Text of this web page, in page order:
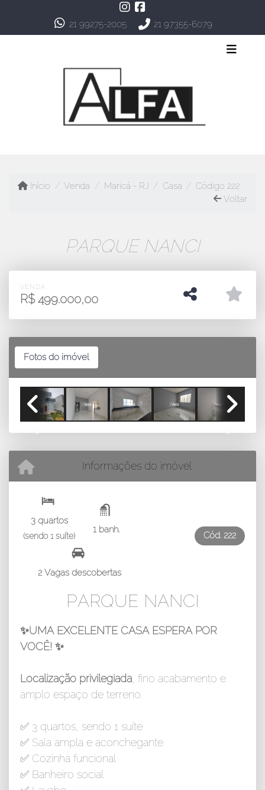
21 99275-2005 21 97355-6079
Início Venda Maricá - RJ Casa
Código 222
Voltar
PARQUE NANCI
VENDA
R$499.000,00
Fotos do imóvel
Informações do imóvel
3 quartos
(sendo 1 suíte)
1 banh.
2 Vagas descobertas
Cód. 222
PARQUE NANCI
✨UMA EXCELENTE CASA ESPERA POR
VOCÊ! ✨
Localização privilegiada , fino acabamento e
amplo espaço de terreno.
✅ 3 quartos, sendo 1 suíte
✅ Sala ampla e aconchegante
✅ Cozinha funcional
✅ Banheiro social